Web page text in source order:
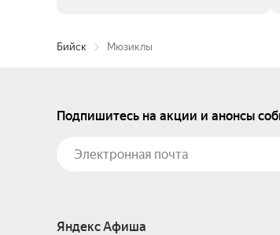
Бийск Мюзиклы
Подпишитесь на акции и анонсы
Яндекс Афиша